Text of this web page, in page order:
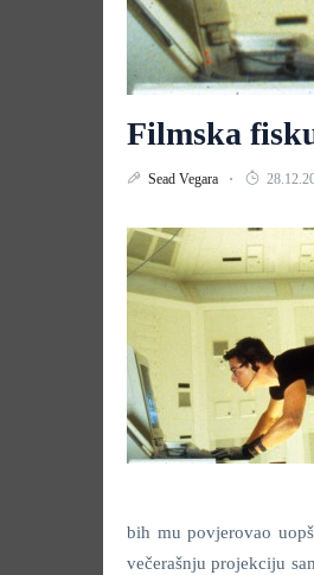
Filmska
Sead Vegara
bih mu povjerovao
večerašnju projekciju